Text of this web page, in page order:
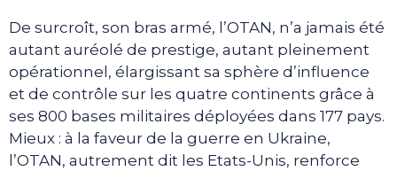
De surcroît, son bras armé, l’OTAN, n’a jamais été
autant auréolé de prestige, autant pleinement
opérationnel, élargissant sa sphère d’influence
et de contrôle sur les quatre continents grâce à
ses 800 bases militaires déployées dans 177 pays.
Mieux : à la faveur de la guerre en Ukraine,
l’OTAN, autrement dit les Etats-Unis, renforce